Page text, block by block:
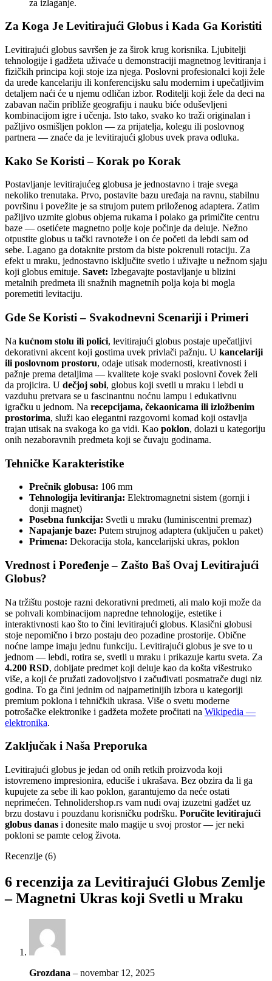
za izlaganje.
Za Koga Je Levitirajući Globus i Kada Ga Koristiti
Levitirajući globus savršen je za širok krug korisnika. Ljubitelji
tehnologije i gadžeta uživaće u demonstraciji magnetnog levitiranja i
fizičkih principa koji stoje iza njega. Poslovni profesionalci koji žele
da urede kancelariju ili konferencijsku salu modernim i upečatljivim
detaljem naći će u njemu odličan izbor. Roditelji koji žele da deci na
zabavan način približe geografiju i nauku biće oduševljeni
kombinacijom igre i učenja. Isto tako, svako ko traži originalan i
pažljivo osmišljen poklon — za prijatelja, kolegu ili poslovnog
partnera — znaće da je levitirajući globus uvek prava odluka.
Kako Se Koristi – Korak po Korak
Postavljanje levitirajućeg globusa je jednostavno i traje svega
nekoliko trenutaka. Prvo, postavite bazu uređaja na ravnu, stabilnu
površinu i povežite je sa strujom putem priloženog adaptera. Zatim
pažljivo uzmite globus objema rukama i polako ga primičite centru
baze — osetićete magnetno polje koje počinje da deluje. Nežno
otpustite globus u tački ravnoteže i on će početi da lebdi sam od
sebe. Lagano ga dotaknite prstom da biste pokrenuli rotaciju. Za
efekt u mraku, jednostavno isključite svetlo i uživajte u nežnom sjaju
koji globus emituje. Savet: Izbegavajte postavljanje u blizini
metalnih predmeta ili snažnih magnetnih polja koja bi mogla
poremetiti levitaciju.
Gde Se Koristi – Svakodnevni Scenariji i Primeri
Na kućnom stolu ili polici, levitirajući globus postaje upečatljivi
dekorativni akcent koji gostima uvek privlači pažnju. U kancelariji
ili poslovnom prostoru, odaje utisak modernosti, kreativnosti i
pažnje prema detaljima — kvalitete koje svaki poslovni čovek želi
da projicira. U dečjoj sobi, globus koji svetli u mraku i lebdi u
vazduhu pretvara se u fascinantnu noćnu lampu i edukativnu
igračku u jednom. Na recepcijama, čekaonicama ili izložbenim
prostorima, služi kao elegantni razgovorni komad koji ostavlja
trajan utisak na svakoga ko ga vidi. Kao poklon, dolazi u kategoriju
onih nezaboravnih predmeta koji se čuvaju godinama.
Tehničke Karakteristike
Prečnik globusa: 106 mm
Tehnologija levitiranja: Elektromagnetni sistem (gornji i
donji magnet)
Posebna funkcija: Svetli u mraku (luminiscentni premaz)
Napajanje baze: Putem strujnog adaptera (uključen u paket)
Primena: Dekoracija stola, kancelarijski ukras, poklon
Vrednost i Poređenje – Zašto Baš Ovaj Levitirajući
Globus?
Na tržištu postoje razni dekorativni predmeti, ali malo koji može da
se pohvali kombinacijom napredne tehnologije, estetike i
interaktivnosti kao što to čini levitirajući globus. Klasični globusi
stoje nepomično i brzo postaju deo pozadine prostorije. Obične
noćne lampe imaju jednu funkciju. Levitirajući globus je sve to u
jednom — lebdi, rotira se, svetli u mraku i prikazuje kartu sveta. Za
4.200 RSD, dobijate predmet koji deluje kao da košta višestruko
više, a koji će pružati zadovoljstvo i začuđivati posmatrače dugi niz
godina. To ga čini jednim od najpametinijih izbora u kategoriji
premium poklona i tehničkih ukrasa. Više o svetu moderne
potrošačke elektronike i gadžeta možete pročitati na Wikipedia —
elektronika.
Zaključak i Naša Preporuka
Levitirajući globus je jedan od onih retkih proizvoda koji
istovremeno impresionira, educiše i ukrašava. Bez obzira da li ga
kupujete za sebe ili kao poklon, garantujemo da neće ostati
neprimećen. Tehnolidershop.rs vam nudi ovaj izuzetni gadžet uz
brzu dostavu i pouzdanu korisničku podršku. Poručite levitirajući
globus danas i donesite malo magije u svoj prostor — jer neki
pokloni se pamte celog života.
Recenzije (6)
6 recenzija za Levitirajući Globus Zemlje
– Magnetni Ukras koji Svetli u Mraku
Grozdana – novembar 12, 2025